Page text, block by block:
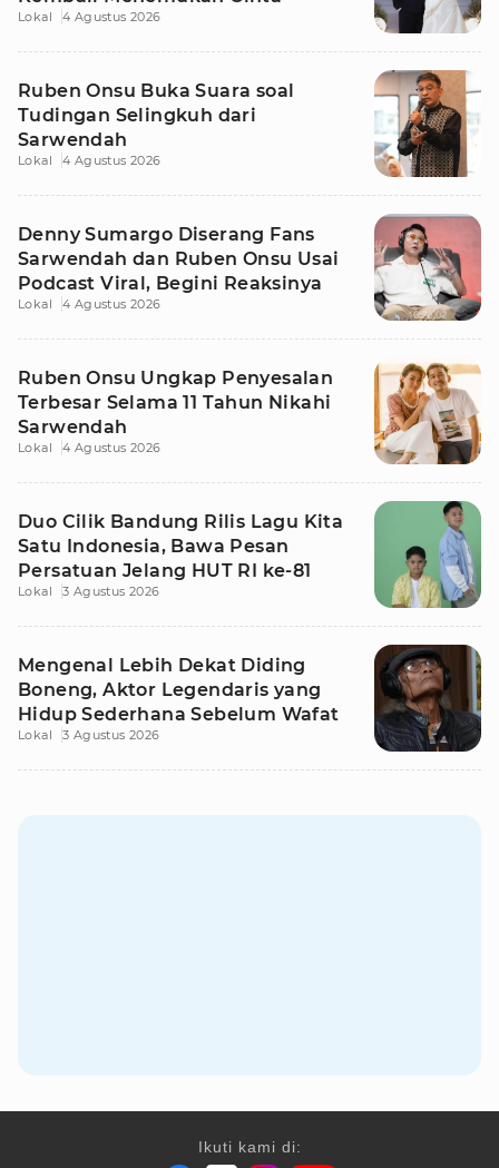
Lokal 4 Agustus 2026
Ruben Onsu Buka Suara soal
Tudingan Selingkuh dari
Sarwendah
Lokal 4 Agustus 2026
Denny Sumargo Diserang Fans
Sarwendah dan Ruben Onsu Usai
Podcast Viral, Begini Reaksinya
Lokal 4 Agustus 2026
Ruben Onsu Ungkap Penyesalan
Terbesar Selama 11 Tahun Nikahi
Sarwendah
Lokal 4 Agustus 2026
Duo Cilik Bandung Rilis Lagu Kita
Satu Indonesia, Bawa Pesan
Persatuan Jelang HUT RI ke-81
Lokal 3 Agustus 2026
Mengenal Lebih Dekat Diding
Boneng, Aktor Legendaris yang
Hidup Sederhana Sebelum Wafat
Lokal 3 Agustus 2026
Ikuti kami di: